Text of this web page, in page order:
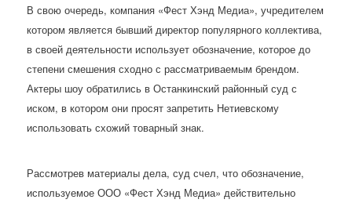
В свою очередь, компания «Фест Хэнд Медиа», учредителем
котором является бывший директор популярного коллектива,
в своей деятельности использует обозначение, которое до
степени смешения сходно с рассматриваемым брендом.
Актеры шоу обратились в Останкинский районный суд с
иском, в котором они просят запретить Нетиевскому
использовать схожий товарный знак.
Рассмотрев материалы дела, суд счел, что обозначение,
используемое ООО «Фест Хэнд Медиа» действительно